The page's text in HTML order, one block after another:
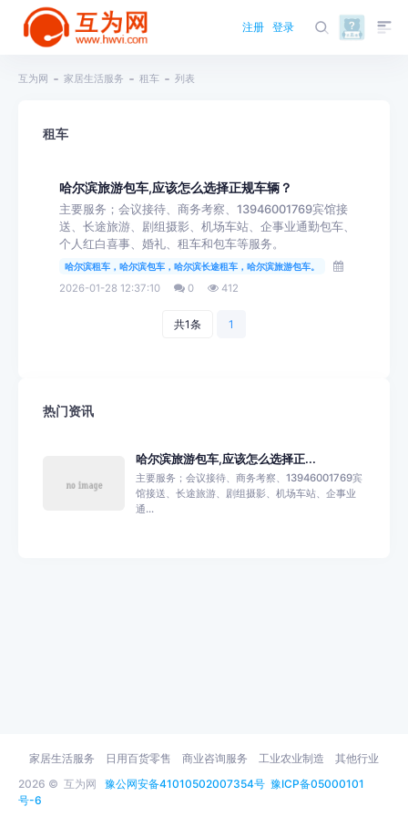
注册 登录
互为网 家居生活服务 租车 列表
租车
哈尔滨旅游包车,应该怎么选择正规车辆？
主要服务；会议接待、商务考察、13946001769宾馆接
送、长途旅游、剧组摄影、机场车站、企事业通勤包车、
个人红白喜事、婚礼、租车和包车等服务。
哈尔滨租车，哈尔滨包车，哈尔滨长途租车，哈尔滨旅游包车。
2026-01-28 12:37:10 0 412
共1条 1
热门资讯
哈尔滨旅游包车,应该怎么选择正...
主要服务；会议接待、商务考察、13946001769宾
馆接送、长途旅游、剧组摄影、机场车站、企事业
通...
2026 © 互为网 豫公网安备41010502007354号 豫ICP备05000101
号-6
家居生活服务 日用百货零售 商业咨询服务 工业农业制造 其他行业